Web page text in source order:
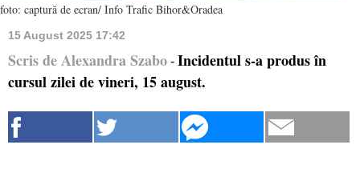
foto: captură de ecran/ Info Trafic Bihor&Oradea
15 August 2025 17:42
Scris de Alexandra Szabo - Incidentul s-a produs în
cursul zilei de vineri, 15 august.